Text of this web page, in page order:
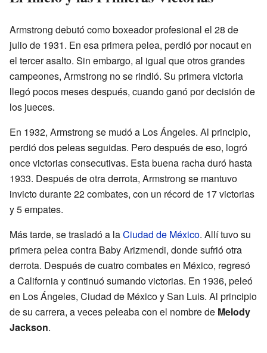
Armstrong debutó como boxeador profesional el 28 de
julio de 1931. En esa primera pelea, perdió por nocaut en
el tercer asalto. Sin embargo, al igual que otros grandes
campeones, Armstrong no se rindió. Su primera victoria
llegó pocos meses después, cuando ganó por decisión de
los jueces.
En 1932, Armstrong se mudó a Los Ángeles. Al principio,
perdió dos peleas seguidas. Pero después de eso, logró
once victorias consecutivas. Esta buena racha duró hasta
1933. Después de otra derrota, Armstrong se mantuvo
invicto durante 22 combates, con un récord de 17 victorias
y 5 empates.
Más tarde, se trasladó a laCiudad de México. Allí tuvo su
primera pelea contra Baby Arizmendi, donde sufrió otra
derrota. Después de cuatro combates en México, regresó
a California y continuó sumando victorias. En 1936, peleó
en Los Ángeles, Ciudad de México y San Luis. Al principio
de su carrera, a veces peleaba con el nombre de Melody
Jackson.